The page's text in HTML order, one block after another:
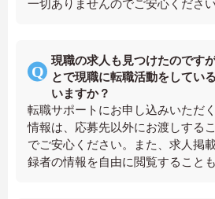
一切ありませんのでご安心ください
現職の求人も見つけたのです
とで現職に転職活動をしてい
いますか？
転職サポートにお申し込みいただ
情報は、応募先以外にお渡しする
でご安心ください。また、求人掲
録者の情報を自由に閲覧すること